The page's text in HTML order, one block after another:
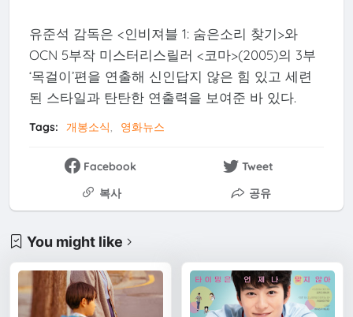
유준석 감독은 <인비져블 1: 숨은소리 찾기>와
OCN 5부작 미스터리스릴러 <코마>(2005)의 3부
‘목걸이’편을 연출해 신인답지 않은 힘 있고 세련
된 스타일과 탄탄한 연출력을 보여준 바 있다.
Tags: 개봉소식 영화뉴스
Facebook
Tweet
복사
공유
You might like